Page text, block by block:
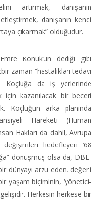
artırmak, danışanın
danışanın kendi
çıkarmak” olduğudur.
Konuk’un dediği gibi
zaman “hastalıkları tedavi
Koçluğa da iş yerlerinde
için kazanılacak bir beceri
Koçluğun arka planında
Hareketi (Human
Hakları da dahil, Avrupa
hedefleyen ’68
dönüşmüş olsa da, DBE-
dünyayı arzu eden, değerli
yaşam biçiminin, ‘yönetici-
gelişidir. Herkesin herkese bir